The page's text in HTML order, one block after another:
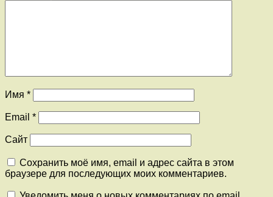
Имя *
Email *
Сайт
Сохранить моё имя, email и адрес сайта в этом
браузере для последующих моих комментариев.